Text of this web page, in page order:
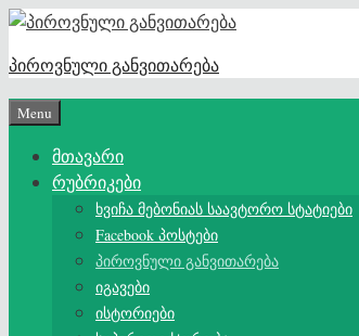
Skip
content
პიროვნული განვითარება
Menu
მთავარი
რუბრიკები
ხვიჩა მებონიას საავტორო სტატიები
Facebook პოსტები
პიროვნული განვითარება
იგავები
ისტორიები